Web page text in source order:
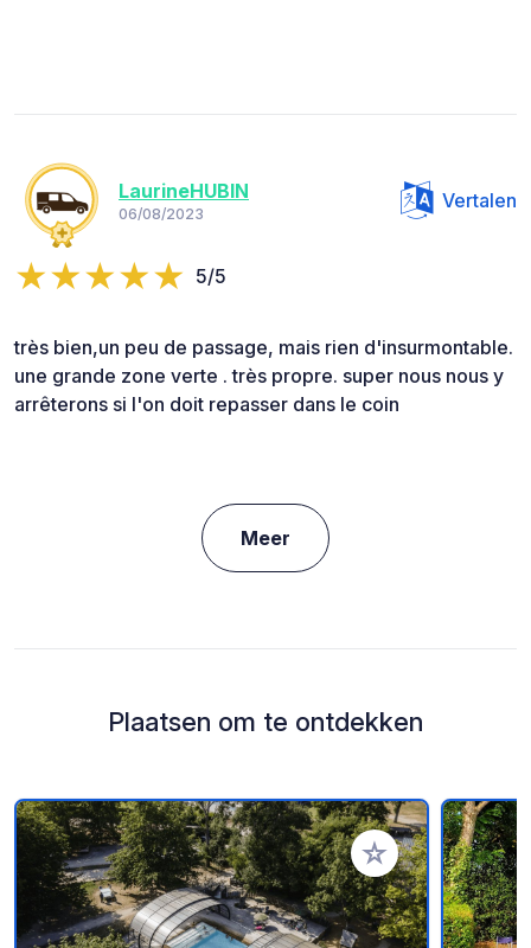
LaurineHUBIN
06/08/2023
Vertalen
5/5
très bien,un peu de passage, mais rien d'insurmontable.
une grande zone verte . très propre. super nous nous y
arrêterons si l'on doit repasser dans le coin
Meer
Plaatsen om te ontdekken
Voeg toe aan je